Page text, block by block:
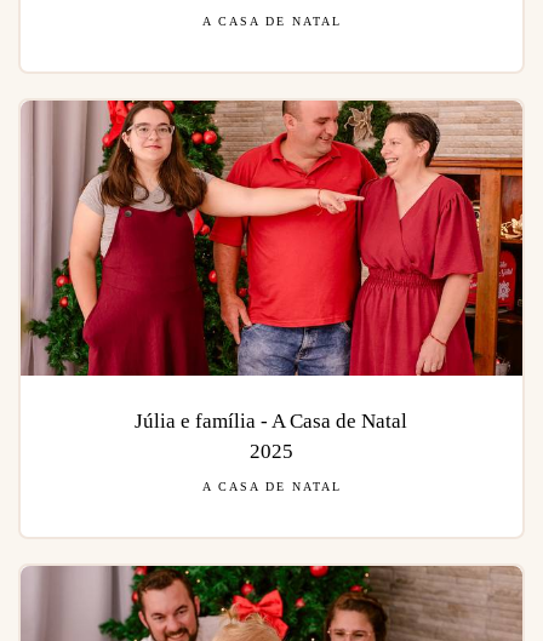
A CASA DE NATAL
Júlia e família - A Casa de Natal
2025
A CASA DE NATAL